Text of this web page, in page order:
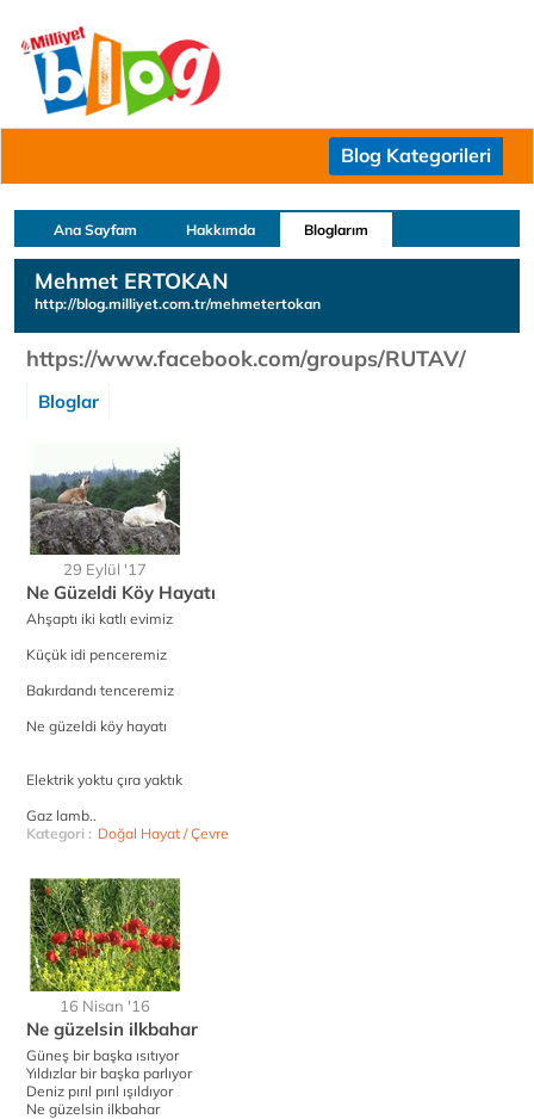
Blog Kategorileri
Ana Sayfam Hakkımda Bloglarım
Mehmet ERTOKAN
http://blog.milliyet.com.tr/mehmetertokan
https://www.facebook.com/groups/RUTAV/
Bloglar
29 Eylül '17
Ne Güzeldi Köy Hayatı
Ahşaptı iki katlı evimiz
Küçük idi penceremiz
Bakırdandı tenceremiz
Ne güzeldi köy hayatı
Elektrik yoktu çıra yaktık
Gaz lamb..
Kategori : Doğal Hayat / Çevre
16 Nisan '16
Ne güzelsin ilkbahar
Güneş bir başka ısıtıyor
Yıldızlar bir başka parlıyor
Deniz pırıl pırıl ışıldıyor
Ne güzelsin ilkbahar